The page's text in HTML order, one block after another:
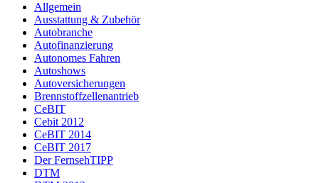
Allgemein
Ausstattung & Zubehör
Autobranche
Autofinanzierung
Autonomes Fahren
Autoshows
Autoversicherungen
Brennstoffzellenantrieb
CeBIT
Cebit 2012
CeBIT 2014
CeBIT 2017
Der FernsehTIPP
DTM